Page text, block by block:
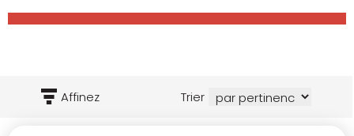
Affinez Trier